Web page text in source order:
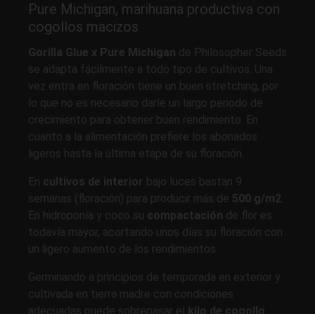
Pure Michigan, marihuana productiva con
cogollos macizos
Gorilla Glue x Pure Michigan de Philosopher Seeds
se adapta fácilmente a todo tipo de cultivos. Una
vez entra en floración tiene un buen stretching, por
lo que no es necesario darle un largo periodo de
crecimiento para obtener buen rendimiento. En
cuanto a la alimentación prefiere los abonados
ligeros hasta la última etapa de su floración.
En cultivos de interior bajo luces bastan 9
semanas (floración) para producir más de 500 g/m2
En hidroponía y coco su compactación de flor es
todavía mayor, acortando unos días su floración con
un ligero aumento de los rendimientos.
Germinando a principios de temporada en exterior y
cultivada en tierra madre con condiciones
adecuadas puede sobrepasar el kilo de cogollo